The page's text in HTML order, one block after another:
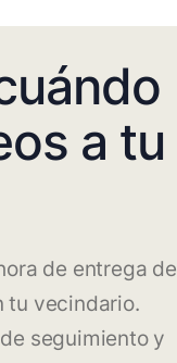
a tu
de entrega de
tu vecindario.
seguimiento y